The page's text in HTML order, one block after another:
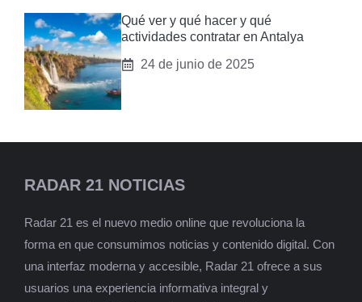
Qué ver y qué hacer y qué
actividades contratar en Antalya
24 de junio de 2025
RADAR 21 NOTICIAS
Radar 21 es el nuevo medio online que revoluciona la
forma en que consumimos noticias y contenido digital. Con
una interfaz moderna y accesible, Radar 21 ofrece a sus
usuarios una experiencia informativa integral y